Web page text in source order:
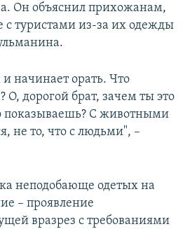
Он объяснил прихожанам,
с туристами из-за их одежды
начинает орать. Что
О, дорогой брат, зачем ты это
показываешь? С животными
не то, что с людьми", –
неподобающе одетых на
– проявление
вразрез с требованиями